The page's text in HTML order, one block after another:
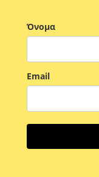
Όνομα
Email